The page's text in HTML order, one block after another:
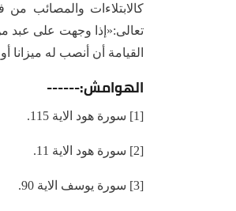
كالابتلاءات والمصائب
تعالى:«إذا وجهت على عبد
القيامة أن أنصب له ميزانا أو
الهوامش:------
[1] سورة هود الاية 115.
[2] سورة هود الاية 11.
[3] سورة يوسف الاية 90.